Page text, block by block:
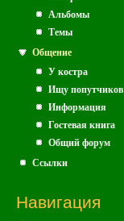
Альбомы
Темы
Общение
У костра
Ищу попутчиков
Информация
Гостевая книга
Общий форум
Ссылки
Навигация